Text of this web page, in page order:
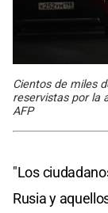
Cientos de miles
reservistas por la
AFP
"Los
Rusia y